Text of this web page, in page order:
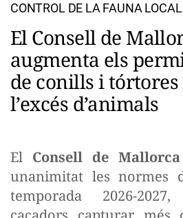
CONTROL DE LA FAUNA LOCAL
El Consell de
augmenta els
de conills i
l’excés d’animals
El Consell de Mallorca
unanimitat les normes
temporada 2026-